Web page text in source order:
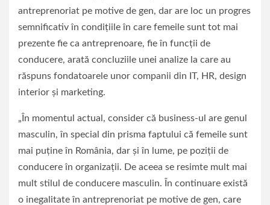
antreprenoriat pe motive de gen, dar are loc un progres
semnificativ în condiţiile în care femeile sunt tot mai
prezente fie ca antreprenoare, fie în funcţii de
conducere, arată concluziile unei analize la care au
răspuns fondatoarele unor companii din IT, HR, design
interior şi marketing.
„În momentul actual, consider că business-ul are genul
masculin, în special din prisma faptului că femeile sunt
mai puţine în România, dar şi în lume, pe poziţii de
conducere în organizaţii. De aceea se resimte mult mai
mult stilul de conducere masculin. În continuare există
o inegalitate în antreprenoriat pe motive de gen, care